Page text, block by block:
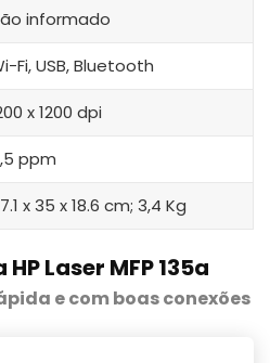
informado
Fi, USB, Bluetooth
x 1200 dpi
ppm
x 35 x 18.6 cm; ‎3,4 Kg
Laser MFP 135a
e com boas conexões